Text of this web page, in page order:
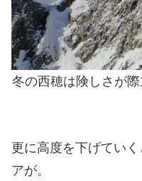
冬の西穂は険しさが
更に高度を下げてい
アが。